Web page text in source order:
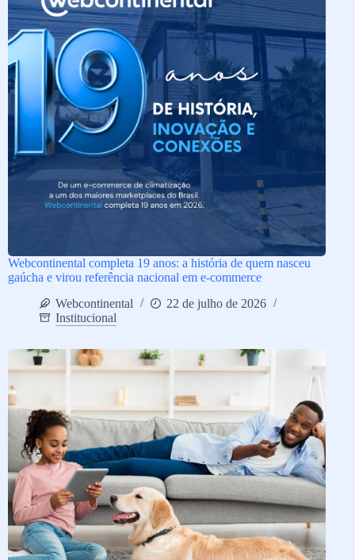
Webcontinental completa 19 anos: a história de quem nasceu
gaúcha e virou referência nacional em e-commerce
Webcontinental
22 de julho de 2026
Institucional